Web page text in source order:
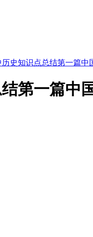
历史知识点总结第一篇中
第一篇中